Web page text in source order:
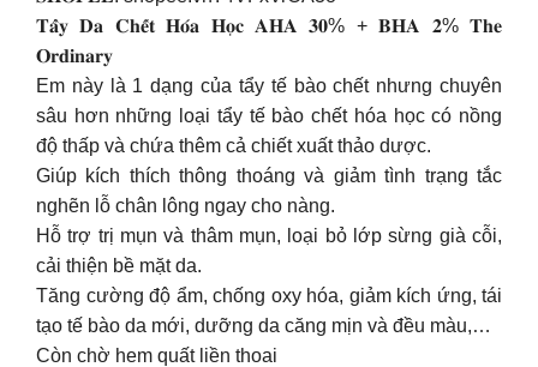
𝐓𝐚̂̉𝐲 𝐃𝐚 𝐂𝐡𝐞̂́𝐭 𝐇𝐨́𝐚 𝐇𝐨̣𝐜 𝐀𝐇𝐀 𝟑𝟎% + 𝐁𝐇𝐀 𝟐% 𝐓𝐡𝐞
𝐎𝐫𝐝𝐢𝐧𝐚𝐫𝐲
Em này là 1 dạng của tẩy tế bào chết nhưng chuyên
sâu hơn những loại tẩy tế bào chết hóa học có nồng
độ thấp và chứa thêm cả chiết xuất thảo dược.
Giúp kích thích thông thoáng và giảm tình trạng tắc
nghẽn lỗ chân lông ngay cho nàng.
Hỗ trợ trị mụn và thâm mụn, loại bỏ lớp sừng già cỗi,
cải thiện bề mặt da.
Tăng cường độ ẩm, chống oxy hóa, giảm kích ứng, tái
tạo tế bào da mới, dưỡng da căng mịn và đều màu,…
Còn chờ hem quất liền thoai